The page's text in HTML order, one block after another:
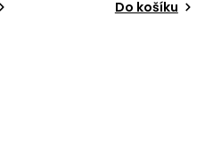
Do košíku